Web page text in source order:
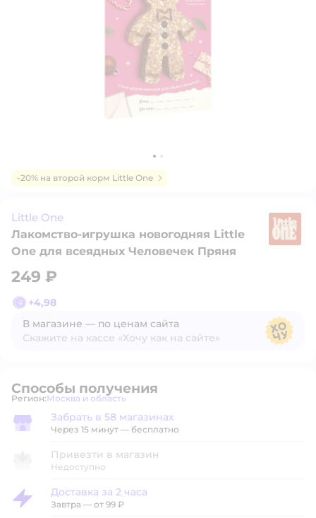
-20% на второй корм Little One
Little One
Лакомство-игрушка новогодняя Little
One для всеядных Человечек Пряня
249 ₽
+4,98
В магазине — по ценам сайта
Скажите на кассе «Хочу как на сайте»
Способы получения
Регион: Выбор адреса доставки.
Москва и область
Забрать в магазине
Забрать в 58 магазинах
Через 15 минут — бесплатно
Привезти в магазин
Недоступно
Доставка за 2 часа
Доставка за 2 часа
Завтра — от 99 ₽